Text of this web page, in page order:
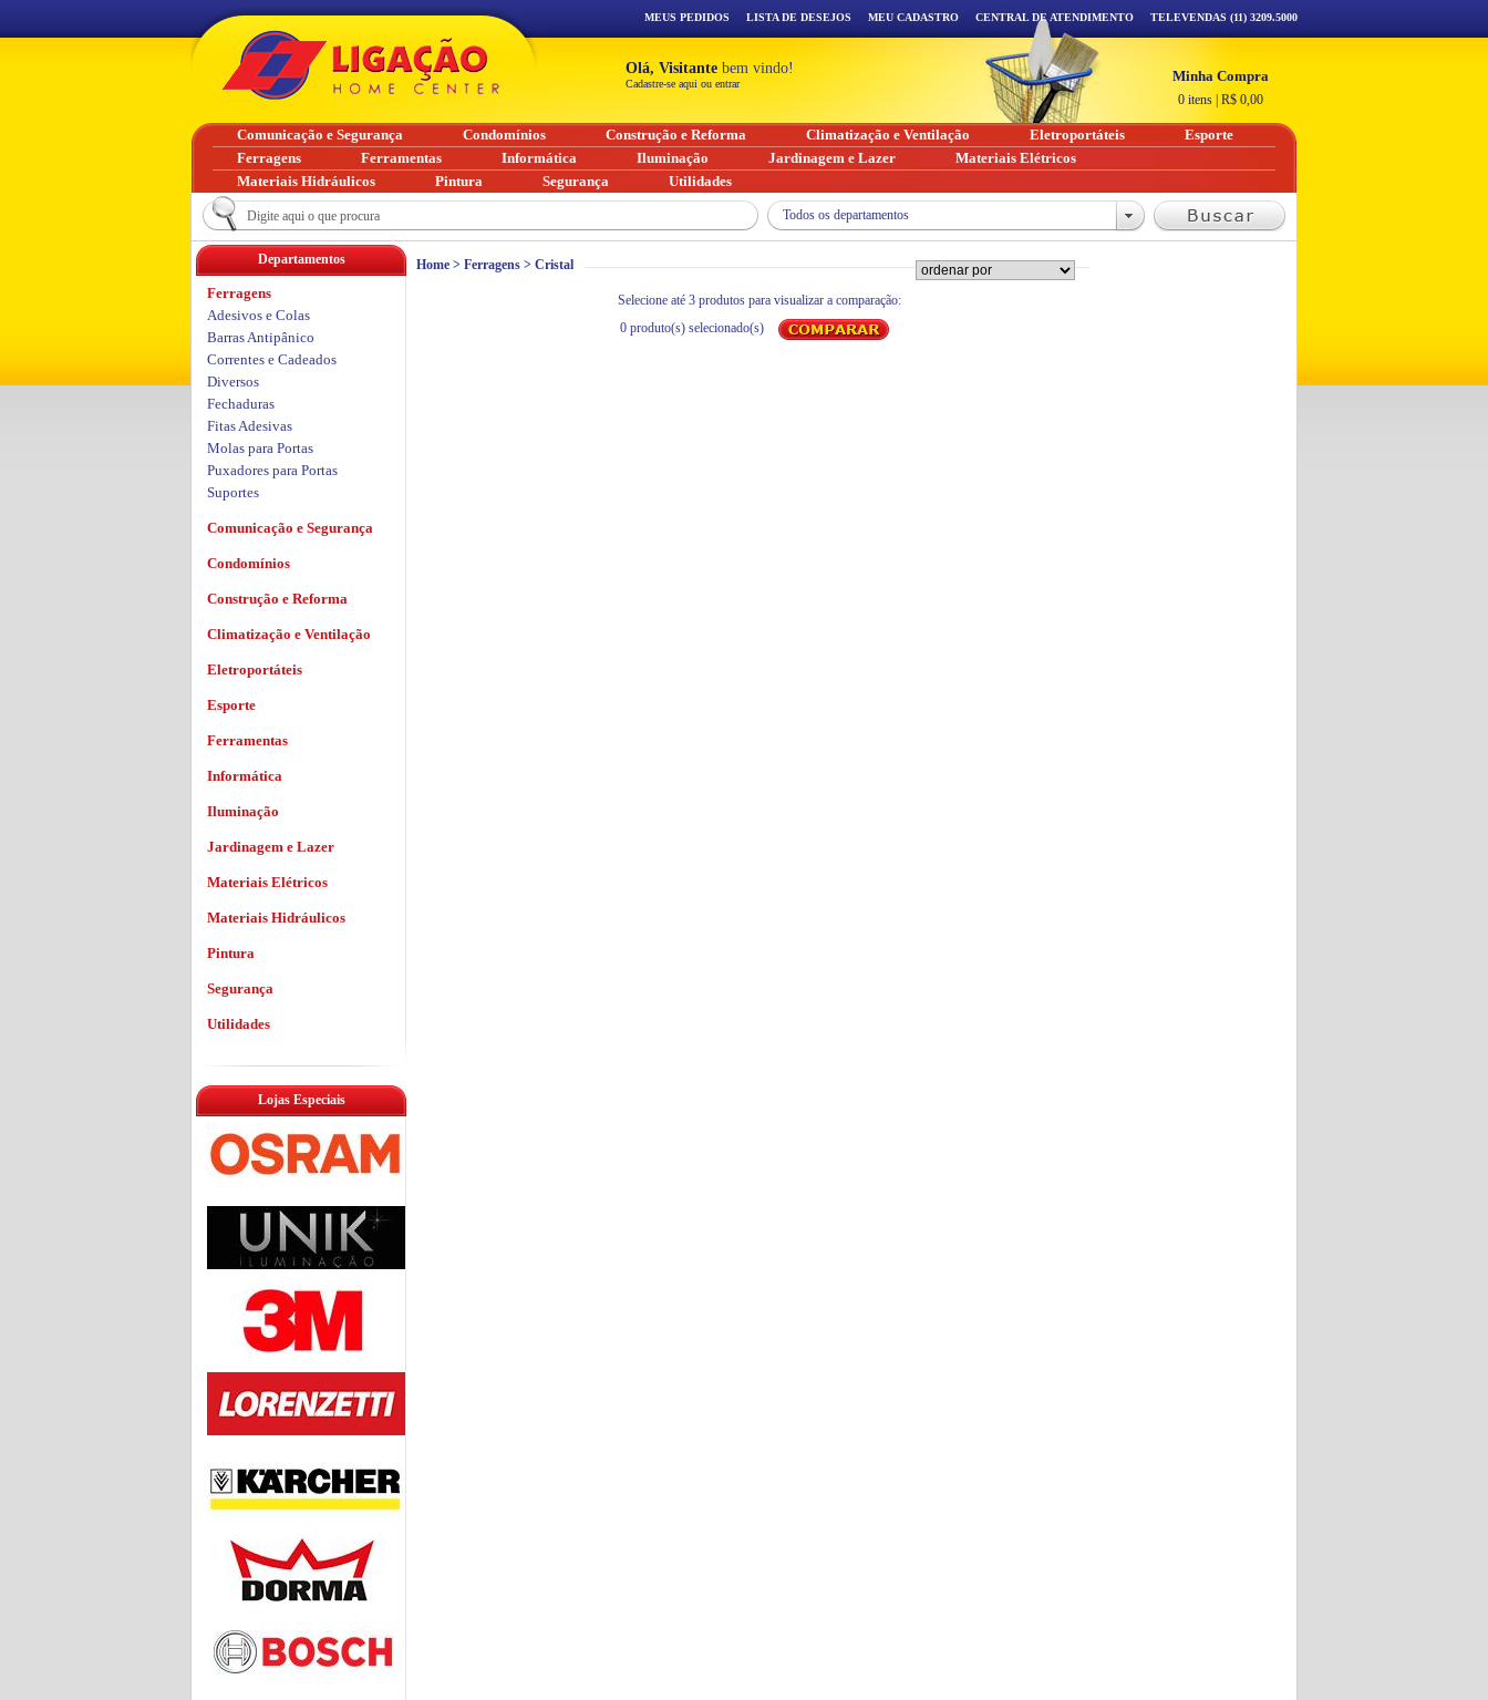
Home > Ferragens > Cristal
Selecione até 3 produtos para visualizar a comparação:
0produto(s) selecionado(s)
Departamentos
Ferragens
Adesivos e Colas
Barras Antipânico
Correntes e Cadeados
Diversos
Fechaduras
Fitas Adesivas
Molas para Portas
Puxadores para Portas
Suportes
Comunicação e Segurança
Condomínios
Construção e Reforma
Climatização e Ventilação
Eletroportáteis
Esporte
Ferramentas
Informática
Iluminação
Jardinagem e Lazer
Materiais Elétricos
Materiais Hidráulicos
Pintura
Segurança
Utilidades
Lojas Especiais
MEUS PEDIDOS LISTA DE DESEJOS MEU CADASTRO CENTRAL DE ATENDIMENTO TELEVENDAS (11) 3209.5000
Olá, Visitante bem vindo!
Cadastre-se aqui ou entrar Minha Compra
0 itens R$ 0,00
Comunicação e Segurança Condomínios Construção e Reforma Climatização e Ventilação Eletroportáteis
Esporte
Ferragens
Ferramentas Informática Iluminação Jardinagem e Lazer
Materiais Elétricos
Materiais Hidráulicos
Pintura Segurança Utilidades
Todos os departamentos